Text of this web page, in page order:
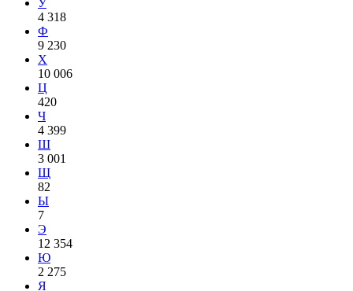
У
4 318
Ф
9 230
Х
10 006
Ц
420
Ч
4 399
Ш
3 001
Щ
82
Ы
7
Э
12 354
Ю
2 275
Я